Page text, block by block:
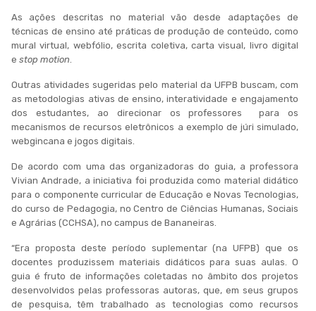
As ações descritas no material vão desde adaptações de
técnicas de ensino até práticas de produção de conteúdo, como
mural virtual, webfólio, escrita coletiva, carta visual, livro digital
e stop motion.
Outras atividades sugeridas pelo material da UFPB buscam, com
as metodologias ativas de ensino, interatividade e engajamento
dos estudantes, ao direcionar os professores para os
mecanismos de recursos eletrônicos a exemplo de júri simulado,
webgincana e jogos digitais.
De acordo com uma das organizadoras do guia, a professora
Vivian Andrade, a iniciativa foi produzida como material didático
para o componente curricular de Educação e Novas Tecnologias,
do curso de Pedagogia, no Centro de Ciências Humanas, Sociais
e Agrárias (CCHSA), no campus de Bananeiras.
“Era proposta deste período suplementar (na UFPB) que os
docentes produzissem materiais didáticos para suas aulas. O
guia é fruto de informações coletadas no âmbito dos projetos
desenvolvidos pelas professoras autoras, que, em seus grupos
de pesquisa, têm trabalhado as tecnologias como recursos